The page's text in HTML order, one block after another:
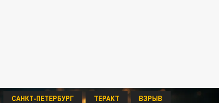
САНКТ-ПЕТЕРБУРГ ТЕРАКТ ВЗРЫВ